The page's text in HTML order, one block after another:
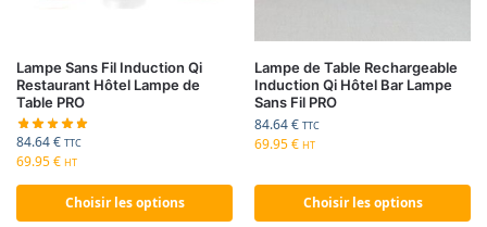
Lampe Sans Fil Induction Qi
Restaurant Hôtel Lampe de
Table PRO
84.64€ TTC
69.95€ HT
Choisir les options
Lampe de Table Rechargeable
Induction Qi Hôtel Bar Lampe
Sans Fil PRO
84.64€ TTC
69.95€ HT
Choisir les options